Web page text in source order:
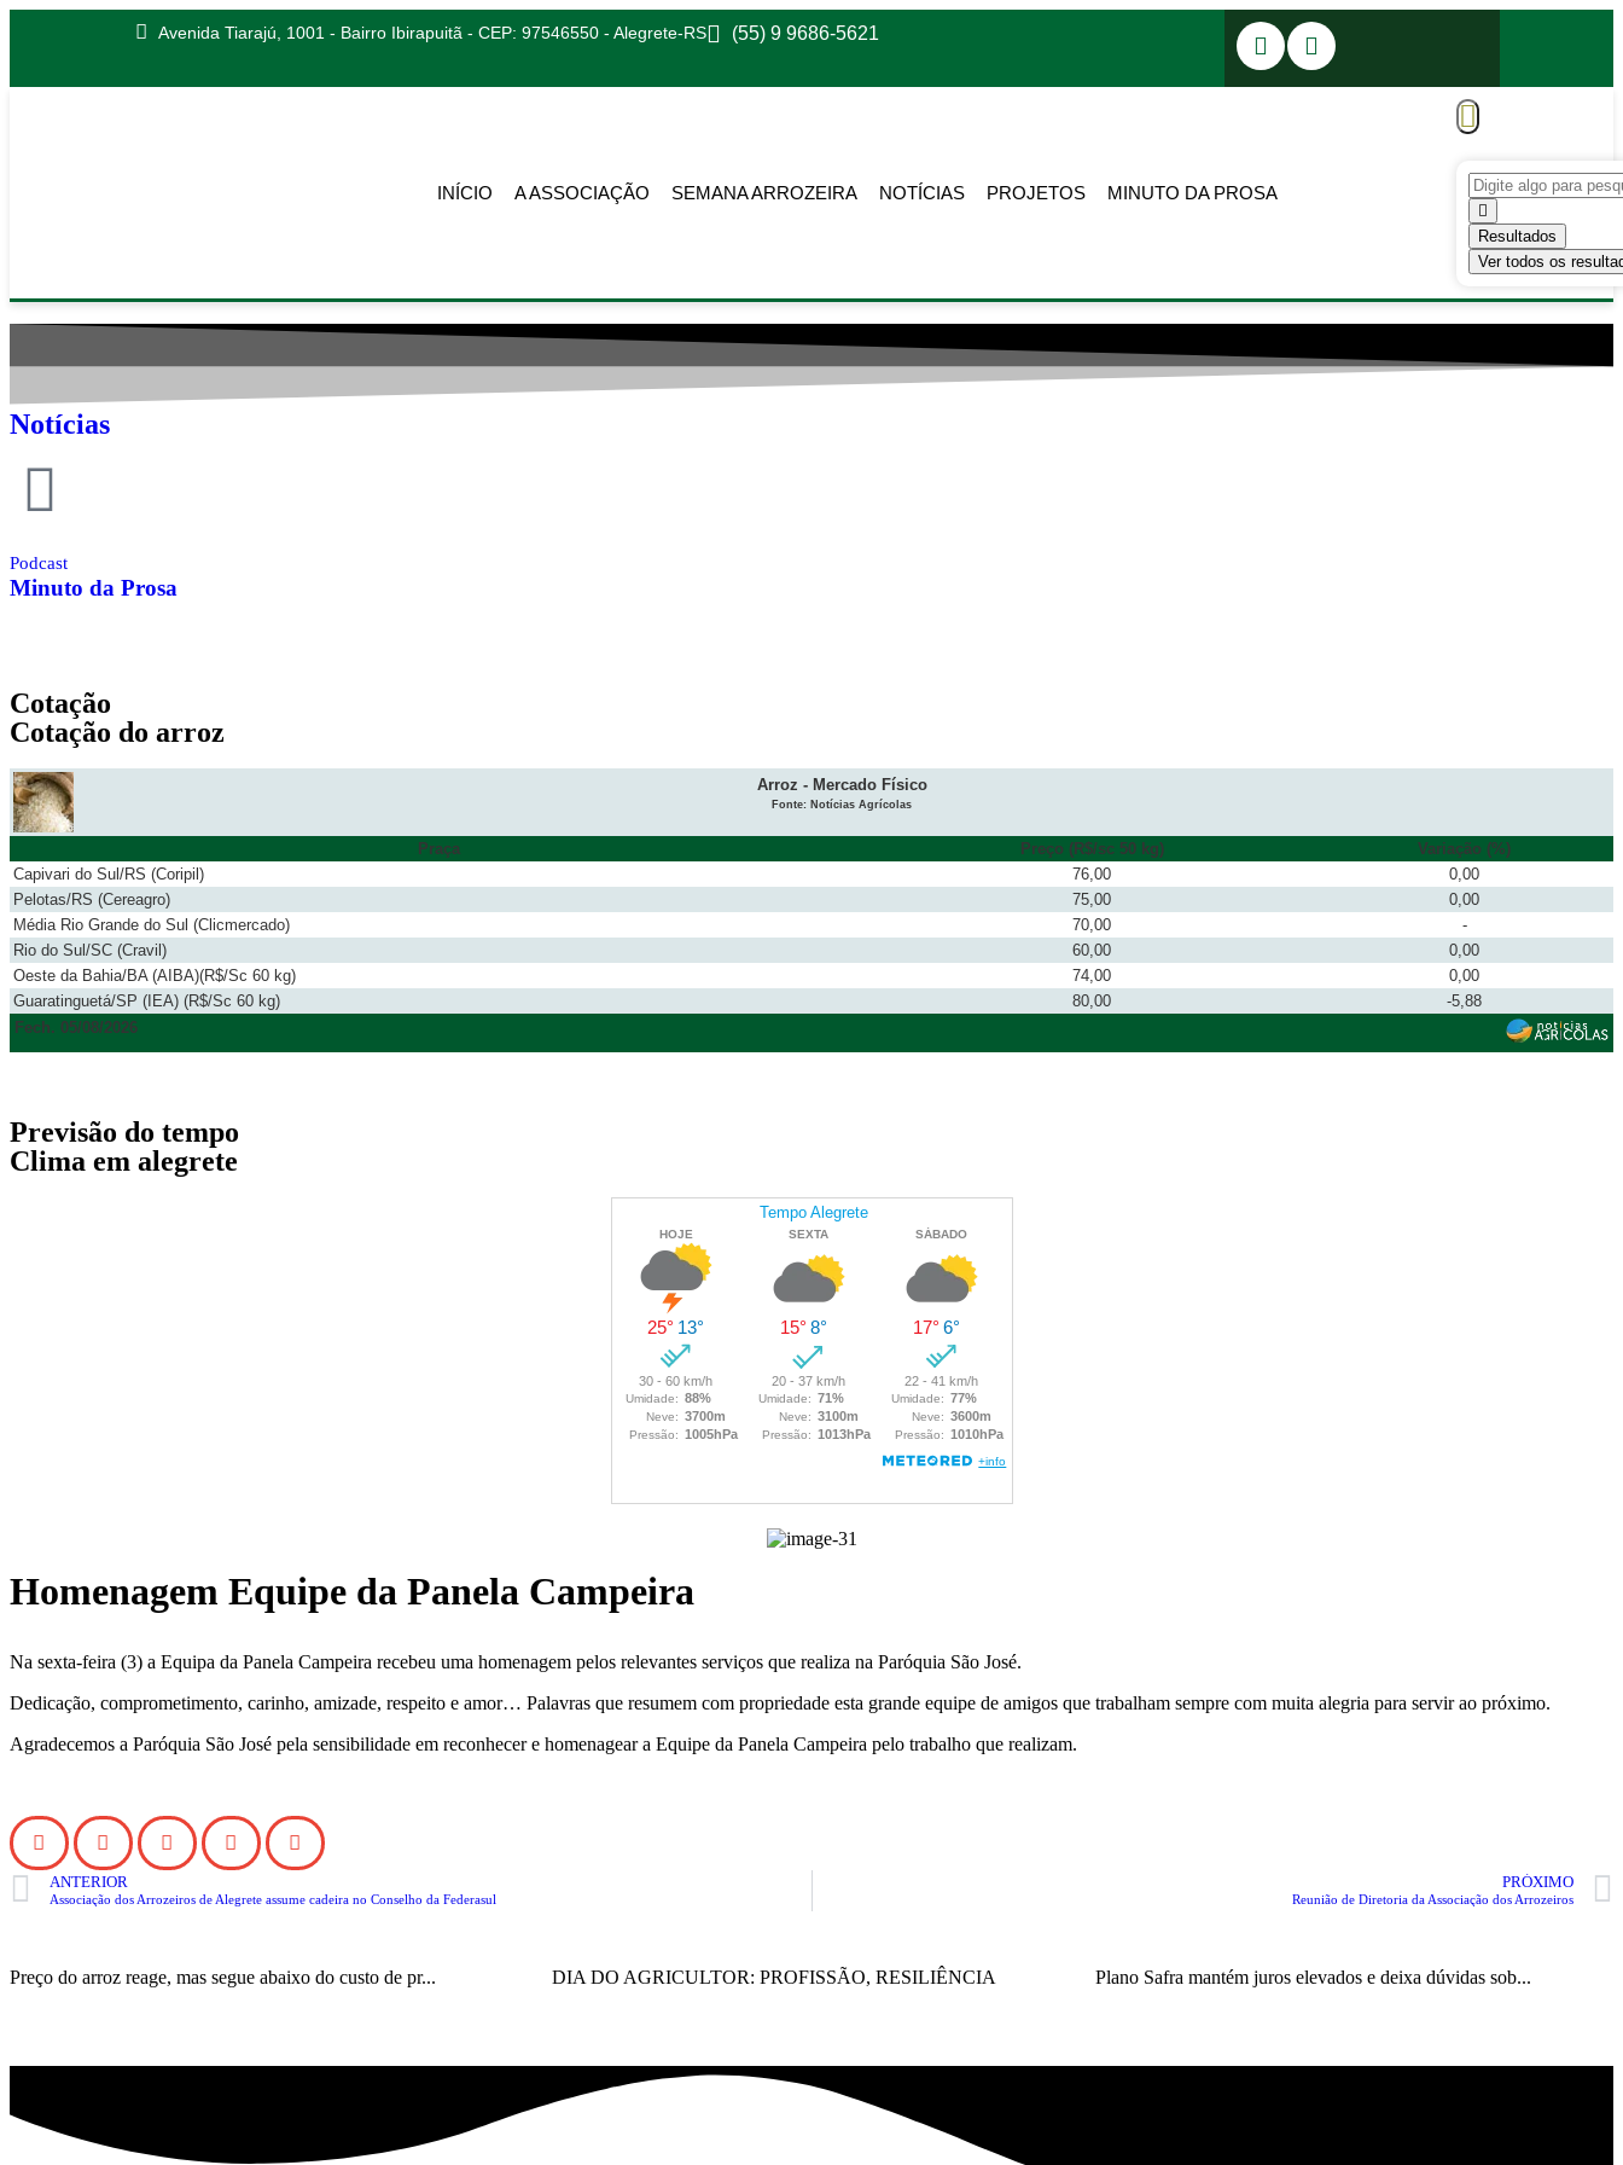
Avenida Tiarajú, 1001 - Bairro Ibirapuitã - CEP: 97546550 - Alegrete-RS (55) 9 9686-5621
INÍCIO A ASSOCIAÇÃO SEMANA ARROZEIRA NOTÍCIAS PROJETOS MINUTO DA PROSA
Resultados
Ver todos os
Notícias
Podcast
Minuto da Prosa
Cotação
Cotação do arroz
Arroz - Mercado Físico
Fonte: Notícias Agrícolas
Praça Preço (R$/sc 50 kg)
Variação (%)
Capivari do Sul/RS (Coripil)
76,00
0,00
Pelotas/RS (Cereagro)
75,00
0,00
Média Rio Grande do Sul (Clicmercado)
70,00
-
Rio do Sul/SC (Cravil)
60,00
0,00
Oeste da Bahia/BA (AIBA)(R$/Sc 60 kg)
74,00
0,00
Guaratinguetá/SP (IEA) (R$/Sc 60 kg)
80,00
-5,88
Fech. 05/08/2026
Previsão do tempo
Clima em alegrete
Homenagem Equipe da Panela Campeira
Na sexta-feira (3) a Equipa da Panela Campeira recebeu uma homenagem pelos relevantes serviços que realiza na Paróquia São José.
Dedicação, comprometimento, carinho, amizade, respeito e amor… Palavras que resumem com propriedade esta grande equipe de amigos que trabalham sempre com muita alegria para servir ao próximo.
Agradecemos a Paróquia São José pela sensibilidade em reconhecer e homenagear a Equipe da Panela Campeira pelo trabalho que realizam.
ANTERIOR
Associação dos Arrozeiros de Alegrete assume cadeira no Conselho da Federasul
PRÓXIMO
Reunião de Diretoria da Associação dos Arrozeiros
Preço do arroz reage, mas segue abaixo do custo de pr... DIA DO AGRICULTOR: PROFISSÃO, RESILIÊNCIA Plano Safra mantém juros elevados e deixa dúvidas sob...